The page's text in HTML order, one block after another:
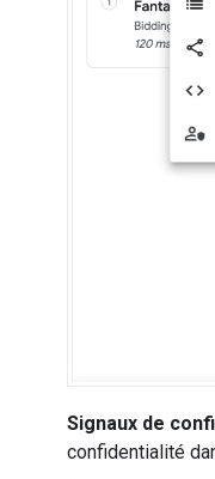
Signaux de
confidentialité